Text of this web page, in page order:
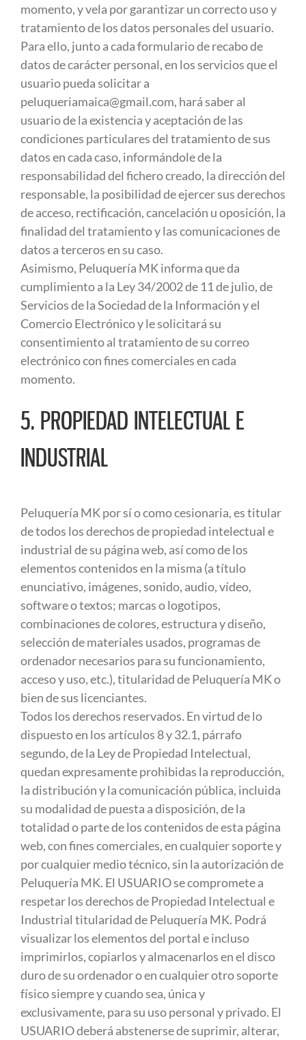
momento, y vela por garantizar un correcto uso y
tratamiento de los datos personales del usuario.
Para ello, junto a cada formulario de recabo de
datos de carácter personal, en los servicios que el
usuario pueda solicitar a
peluqueriamaica@gmail.com, hará saber al
usuario de la existencia y aceptación de las
condiciones particulares del tratamiento de sus
datos en cada caso, informándole de la
responsabilidad del fichero creado, la dirección del
responsable, la posibilidad de ejercer sus derechos
de acceso, rectificación, cancelación u oposición, la
finalidad del tratamiento y las comunicaciones de
datos a terceros en su caso.
Asimismo, Peluquería MK informa que da
cumplimiento a la Ley 34/2002 de 11 de julio, de
Servicios de la Sociedad de la Información y el
Comercio Electrónico y le solicitará su
consentimiento al tratamiento de su correo
electrónico con fines comerciales en cada
momento.
5. PROPIEDAD INTELECTUAL E
INDUSTRIAL
Peluquería MK por sí o como cesionaria, es titular
de todos los derechos de propiedad intelectual e
industrial de su página web, así como de los
elementos contenidos en la misma (a título
enunciativo, imágenes, sonido, audio, vídeo,
software o textos; marcas o logotipos,
combinaciones de colores, estructura y diseño,
selección de materiales usados, programas de
ordenador necesarios para su funcionamiento,
acceso y uso, etc.), titularidad de Peluquería MK o
bien de sus licenciantes.
Todos los derechos reservados. En virtud de lo
dispuesto en los artículos 8 y 32.1, párrafo
segundo, de la Ley de Propiedad Intelectual,
quedan expresamente prohibidas la reproducción,
la distribución y la comunicación pública, incluida
su modalidad de puesta a disposición, de la
totalidad o parte de los contenidos de esta página
web, con fines comerciales, en cualquier soporte y
por cualquier medio técnico, sin la autorización de
Peluquería MK. El USUARIO se compromete a
respetar los derechos de Propiedad Intelectual e
Industrial titularidad de Peluquería MK. Podrá
visualizar los elementos del portal e incluso
imprimirlos, copiarlos y almacenarlos en el disco
duro de su ordenador o en cualquier otro soporte
físico siempre y cuando sea, única y
exclusivamente, para su uso personal y privado. El
USUARIO deberá abstenerse de suprimir, alterar,